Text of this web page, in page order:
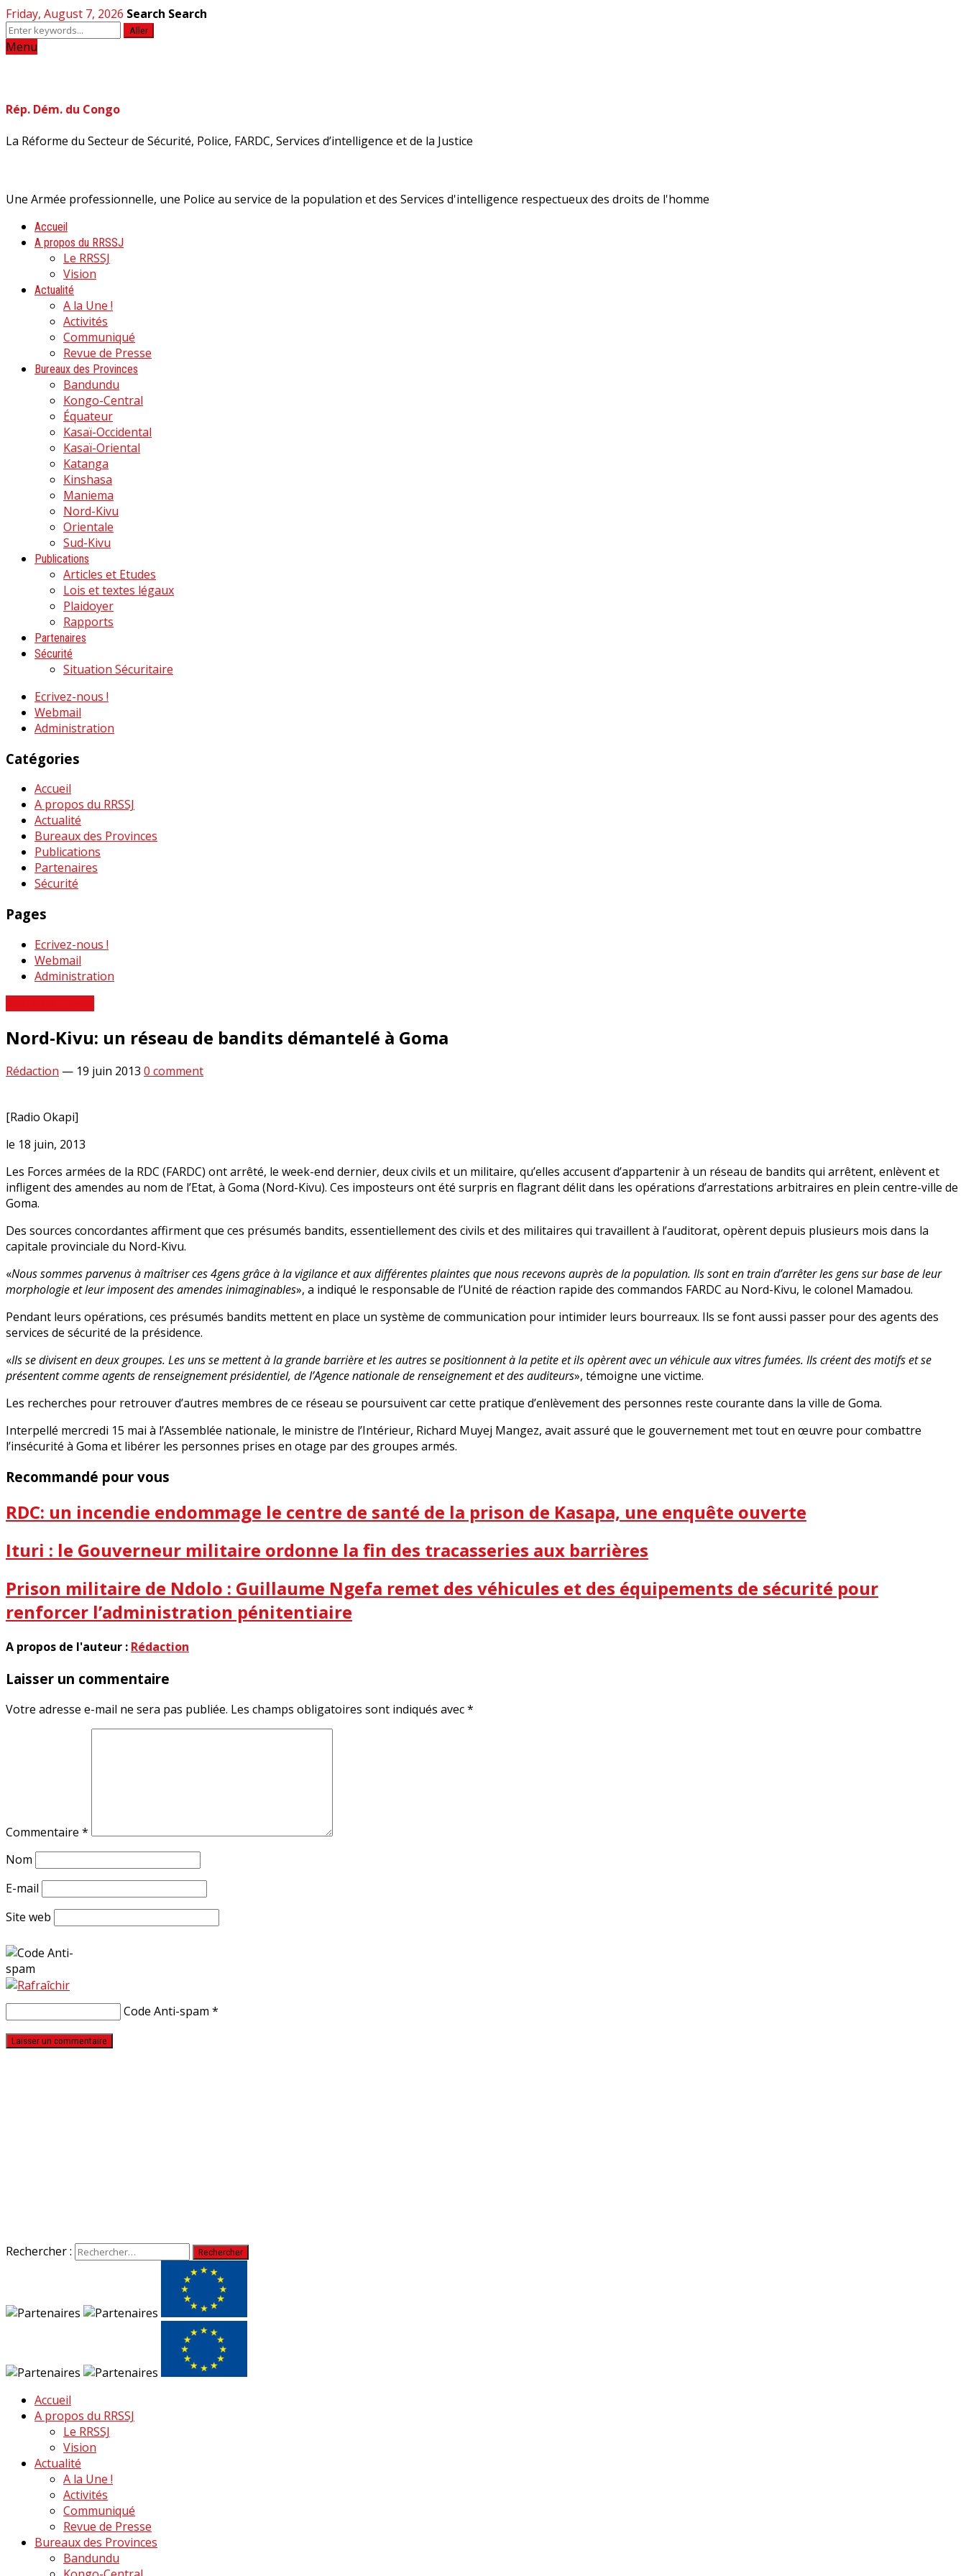
Friday, August 7, 2026 Search Search
Aller
Menu
Rép. Dém. du Congo
La Réforme du Secteur de Sécurité, Police, FARDC, Services d’intelligence et de la Justice
Une Armée professionnelle, une Police au service de la population et des Services d'intelligence respectueux des droits de l'homme
Accueil
A propos du RRSSJ
Le RRSSJ
Vision
Actualité
A la Une !
Activités
Communiqué
Revue de Presse
Bureaux des Provinces
Bandundu
Kongo-Central
Équateur
Kasaï-Occidental
Kasaï-Oriental
Katanga
Kinshasa
Maniema
Nord-Kivu
Orientale
Sud-Kivu
Publications
Articles et Etudes
Lois et textes légaux
Plaidoyer
Rapports
Partenaires
Sécurité
Situation Sécuritaire
Ecrivez-nous !
Webmail
Administration
Catégories
Accueil
A propos du RRSSJ
Actualité
Bureaux des Provinces
Publications
Partenaires
Sécurité
Pages
Ecrivez-nous !
Webmail
Administration
Nord-Kivu: un réseau de bandits démantelé à Goma
Rédaction — 19 juin 2013 0 comment
[Radio Okapi]
le 18 juin, 2013
Les Forces armées de la RDC (FARDC) ont arrêté, le week-end dernier, deux civils et un militaire, qu’elles accusent d’appartenir à un réseau de bandits qui arrêtent, enlèvent et
infligent des amendes au nom de l’Etat, à Goma (Nord-Kivu). Ces imposteurs ont été surpris en flagrant délit dans les opérations d’arrestations arbitraires en plein centre-ville de
Goma.
Des sources concordantes affirment que ces présumés bandits, essentiellement des civils et des militaires qui travaillent à l’auditorat, opèrent depuis plusieurs mois dans la
capitale provinciale du Nord-Kivu.
«Nous sommes parvenus à maîtriser ces 4gens grâce à la vigilance et aux différentes plaintes que nous recevons auprès de la population. Ils sont en train d’arrêter les gens sur base de leur
morphologie et leur imposent des amendes inimaginables», a indiqué le responsable de l’Unité de réaction rapide des commandos FARDC au Nord-Kivu, le colonel Mamadou.
Pendant leurs opérations, ces présumés bandits mettent en place un système de communication pour intimider leurs bourreaux. Ils se font aussi passer pour des agents des
services de sécurité de la présidence.
«Ils se divisent en deux groupes. Les uns se mettent à la grande barrière et les autres se positionnent à la petite et ils opèrent avec un véhicule aux vitres fumées. Ils créent des motifs et se
présentent comme agents de renseignement présidentiel, de l’Agence nationale de renseignement et des auditeurs», témoigne une victime.
Les recherches pour retrouver d’autres membres de ce réseau se poursuivent car cette pratique d’enlèvement des personnes reste courante dans la ville de Goma.
Interpellé mercredi 15 mai à l’Assemblée nationale, le ministre de l’Intérieur, Richard Muyej Mangez, avait assuré que le gouvernement met tout en œuvre pour combattre
l’insécurité à Goma et libérer les personnes prises en otage par des groupes armés.
Recommandé pour vous
RDC: un incendie endommage le centre de santé de la prison de Kasapa, une enquête ouverte
Ituri : le Gouverneur militaire ordonne la fin des tracasseries aux barrières
Prison militaire de Ndolo : Guillaume Ngefa remet des véhicules et des équipements de sécurité pour
renforcer l’administration pénitentiaire
A propos de l'auteur : Rédaction
Laisser un commentaire
Votre adresse e-mail ne sera pas publiée. Les champs obligatoires sont indiqués avec*
Commentaire *
Nom
E-mail
Site web
Code Anti-spam *
Rechercher :
Accueil
A propos du RRSSJ
Le RRSSJ
Vision
Actualité
A la Une !
Activités
Communiqué
Revue de Presse
Bureaux des Provinces
Bandundu